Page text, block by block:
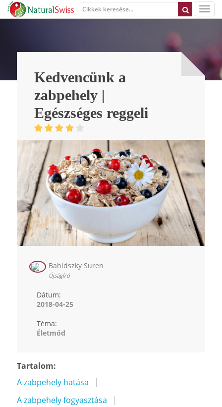
Kedvencünk a
zabpehely |
Egészséges reggeli
Bahidszky Suren
Újságíró
Dátum:
2018-04-25
Téma:
Életmód
Tartalom:
A zabpehely hatása
A zabpehely fogyasztása